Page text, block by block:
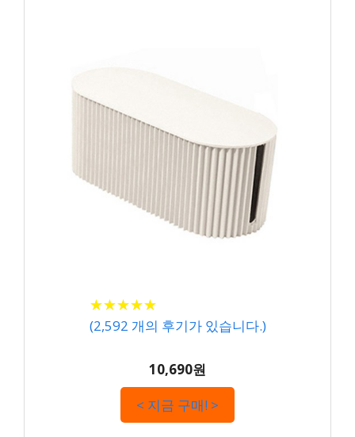
★★★★★
★★★★★
(2,592 개의 후기가 있습니다.)
10,690원
< 지금 구매! >